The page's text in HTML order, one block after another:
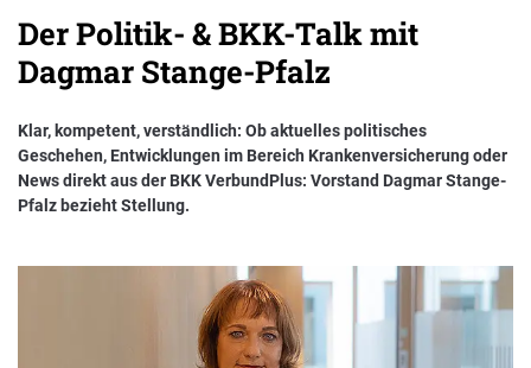
Nachhaltigkeit bei der BKK VerbundPlus
Presse
Der Politik- & BKK-Talk mit
Dagmar Stange-Pfalz
Klar, kompetent, verständlich: Ob aktuelles politisches
Geschehen, Entwicklungen im Bereich Krankenversicherung oder
News direkt aus der BKK VerbundPlus: Vorstand Dagmar Stange-
Pfalz bezieht Stellung.